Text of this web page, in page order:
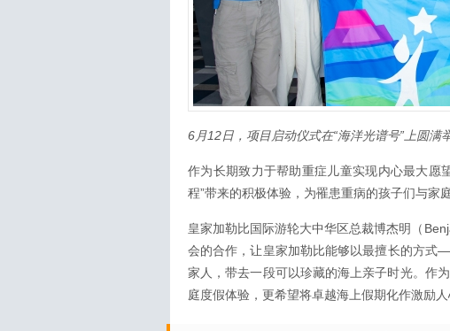
6月12日，项目启动仪式在“海洋光谱号”上圆满
作为长期致力于帮助重症儿童实现内心最大愿
程”带来的积极体验，为罹患重病的孩子们与家
皇家加勒比国际游轮大中华区总裁博杰明（
会的合作，让皇家加勒比能够以最擅长的方
家人，带去一段可以珍藏的海上亲子时光。作
庭度假体验，更希望将卓越海上假期化作激励